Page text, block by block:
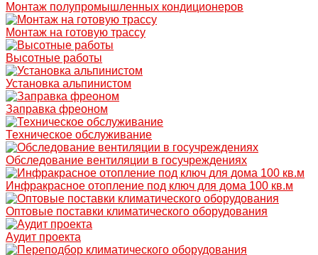
Монтаж полупромышленных кондиционеров
Монтаж на готовую трассу
Высотные работы
Установка альпинистом
Заправка фреоном
Техническое обслуживание
Обследование вентиляции в госучреждениях
Инфракрасное отопление под ключ для дома 100 кв.м
Оптовые поставки климатического оборудования
Аудит проекта